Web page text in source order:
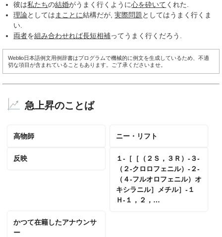
彼は私たちの結婚がうまく行くように心を砕いて くれた.
理論としては まことに結構だが,実際問題としてはうまく行くま
い.
両者を組み合わせれば長短相補ってうまく行くだろう.
Weblio日本語例文用例辞書はプログラムで機械的に例文を生成しているため、不適
切な項目が含まれていることもあります。ご了承くださいませ。
急上昇のことば
高物師 ニー・リフト
反映
１‐［［（２Ｓ，３Ｒ）‐３‐
（２‐クロロフェニル）‐２‐
（４‐フルオロフェニル）オ
キシラニル］メチル］‐１
Ｈ‐１，２，…
かつて在籍したアナウンサ
ー